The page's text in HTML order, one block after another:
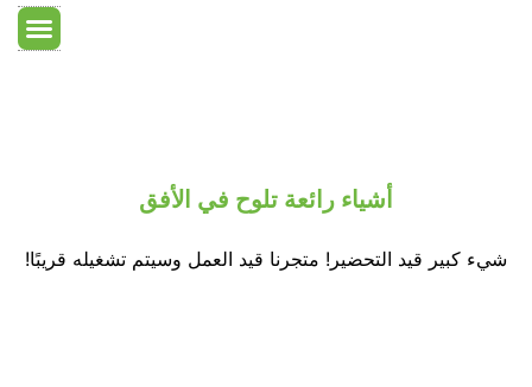
أشياء رائعة تلوح في الأفق
شيء كبير قيد التحضير! متجرنا قيد العمل وسيتم تشغيله قريبًا!